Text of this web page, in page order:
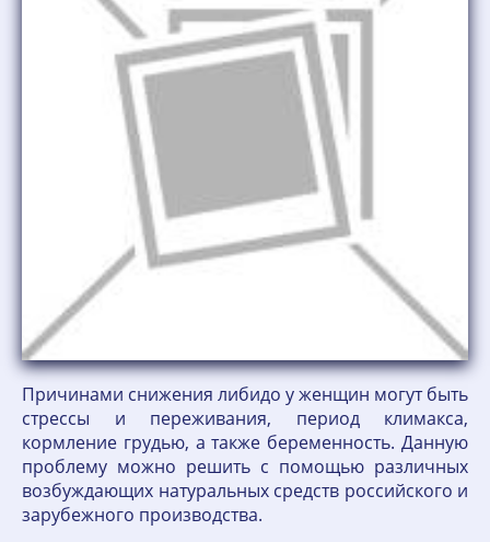
Причинами снижения либидо у женщин могут быть
стрессы и переживания, период климакса,
кормление грудью, а также беременность. Данную
проблему можно решить с помощью различных
возбуждающих натуральных средств российского и
зарубежного производства.